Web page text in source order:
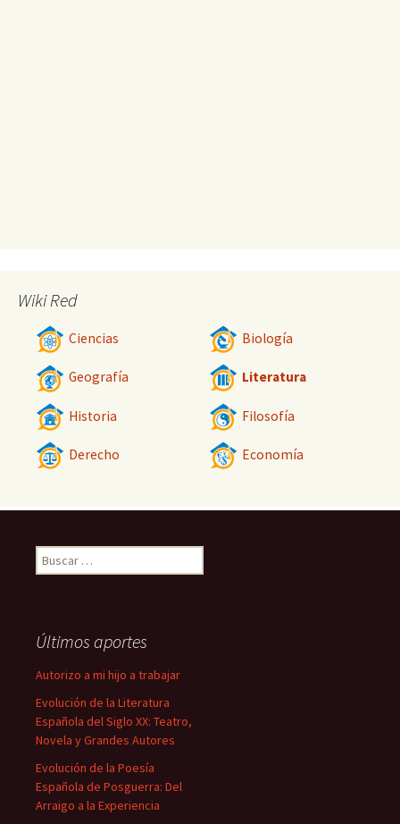
Wiki Red
Ciencias Biología
Geografía Literatura
Historia Filosofía
Derecho Economía
Buscar:
Últimos aportes
Autorizo a mi hijo a trabajar
Evolución de la Literatura
Española del Siglo XX: Teatro,
Novela y Grandes Autores
Evolución de la Poesía
Española de Posguerra: Del
Arraigo a la Experiencia